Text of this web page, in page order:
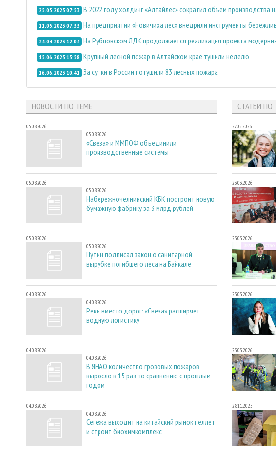
25.05.2023 07:53 В 2022 году холдинг «Алтайлес» сократил объем производства
11.05.2023 07:33 На предприятии «Новичиха лес» внедрили инструменты
24.04.2023 12:04 На Рубцовском ЛДК продолжается реализация проекта
15.06.2023 13:58 Крупный лесной пожар в Алтайском крае тушили неделю
16.06.2023 10:41 За сутки в России потушили 83 лесных пожара
НОВОСТИ ПО ТЕМЕ
05.08.2026
05.08.2026
«Свеза» и ММПОФ объединили
производственные системы
05.08.2026
05.08.2026
Набережночелнинский КБК построит новую
бумажную фабрику за 3 млрд рублей
05.08.2026
05.08.2026
Путин подписал закон о санитарной
вырубке погибшего леса на Байкале
04.08.2026
04.08.2026
Реки вместо дорог: «Свеза» расширяет
водную логистику
04.08.2026
04.08.2026
В ЯНАО количество грозовых пожаров
выросло в 15 раз по сравнению с прошлым
годом
04.08.2026
04.08.2026
Сегежа выходит на китайский рынок пеллет
и строит биохимкомплекс
СТАТЬИ ПО
27.05.2026
23.03.2026
23.03.2026
23.03.2026
23.03.2026
28.11.2025